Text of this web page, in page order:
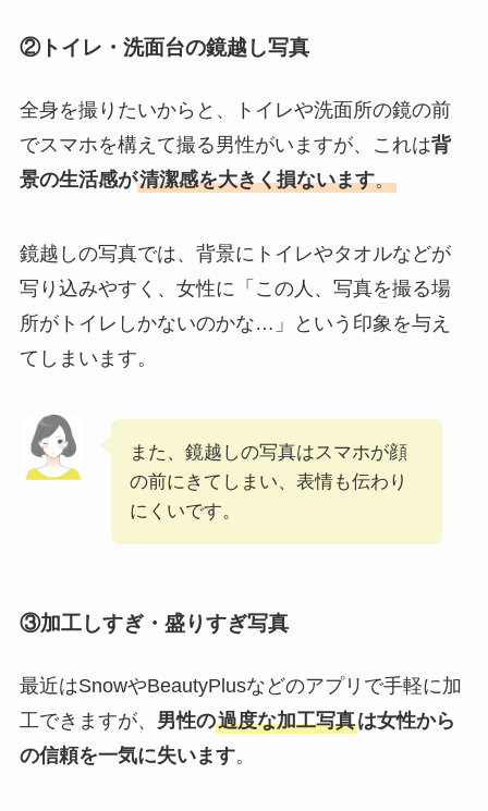
②トイレ・洗面台の鏡越し写真
全身を撮りたいからと、トイレや洗面所の鏡の前
でスマホを構えて撮る男性がいますが、これは背
景の生活感が清潔感を大きく損ないます。
鏡越しの写真では、背景にトイレやタオルなどが
写り込みやすく、女性に「この人、写真を撮る場
所がトイレしかないのかな…」という印象を与え
てしまいます。
また、鏡越しの写真はスマホが顔
の前にきてしまい、表情も伝わり
にくいです。
③加工しすぎ・盛りすぎ写真
最近はSnowやBeautyPlusなどのアプリで手軽に加
工できますが、 男性の過度な加工写真は女性から
の信頼を一気に失います。